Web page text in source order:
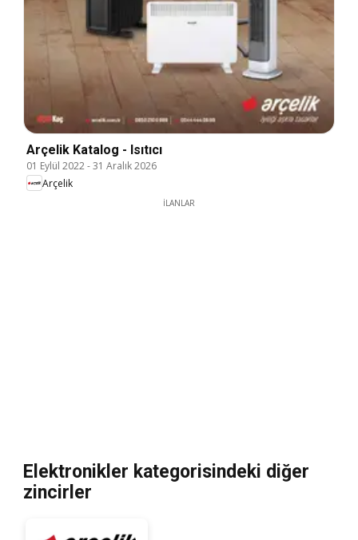
Arçelik Katalog - Isıtıcı
01 Eylül 2022-31 Aralık 2026
Arçelik
İLANLAR
Elektronikler kategorisindeki diğer
zincirler